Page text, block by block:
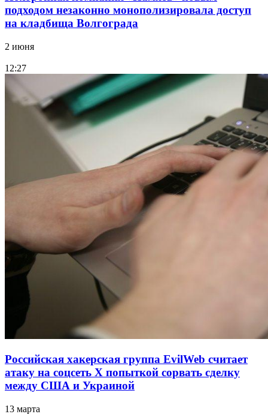
подходом незаконно монополизировала доступ
на кладбища Волгограда
2 июня
12:27
Российская хакерская группа EvilWeb считает
атаку на соцсеть Х попыткой сорвать сделку
между США и Украиной
13 марта